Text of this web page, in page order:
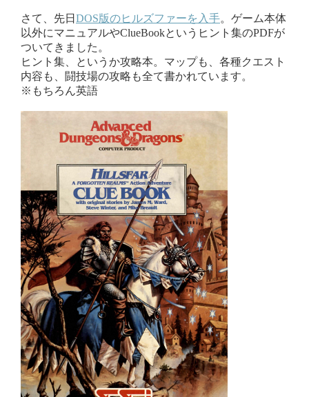
さて、先日 DOS版のヒルズファーを入手。ゲーム本体
以外にマニュアルやClueBookというヒント集のPDFが
ついてきました。
ヒント集、というか攻略本。マップも、各種クエスト
内容も、闘技場の攻略も全て書かれています。
※もちろん英語